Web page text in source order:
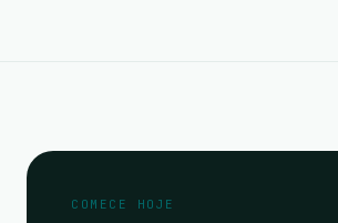
COMECE HOJE